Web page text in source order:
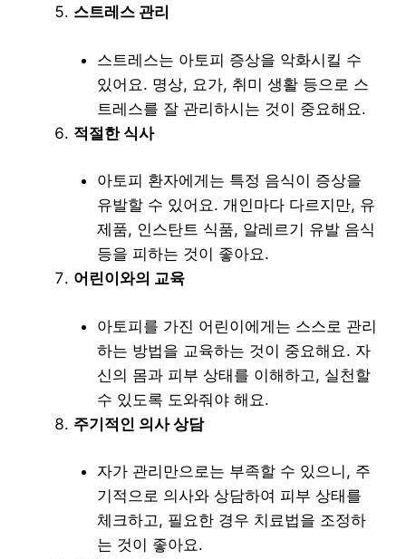
스트레스 관리
스트레스는 아토피 증상을 악화시킬 수
있어요. 명상, 요가, 취미 생활 등으로 스
트레스를 잘 관리하시는 것이 중요해요.
적절한 식사
아토피 환자에게는 특정 음식이 증상을
유발할 수 있어요. 개인마다 다르지만, 유
제품, 인스탄트 식품, 알레르기 유발 음식
등을 피하는 것이 좋아요.
어린이와의 교육
아토피를 가진 어린이에게는 스스로 관리
하는 방법을 교육하는 것이 중요해요. 자
신의 몸과 피부 상태를 이해하고, 실천할
수 있도록 도와줘야 해요.
주기적인 의사 상담
자가 관리만으로는 부족할 수 있으니, 주
기적으로 의사와 상담하여 피부 상태를
체크하고, 필요한 경우 치료법을 조정하
는 것이 좋아요.